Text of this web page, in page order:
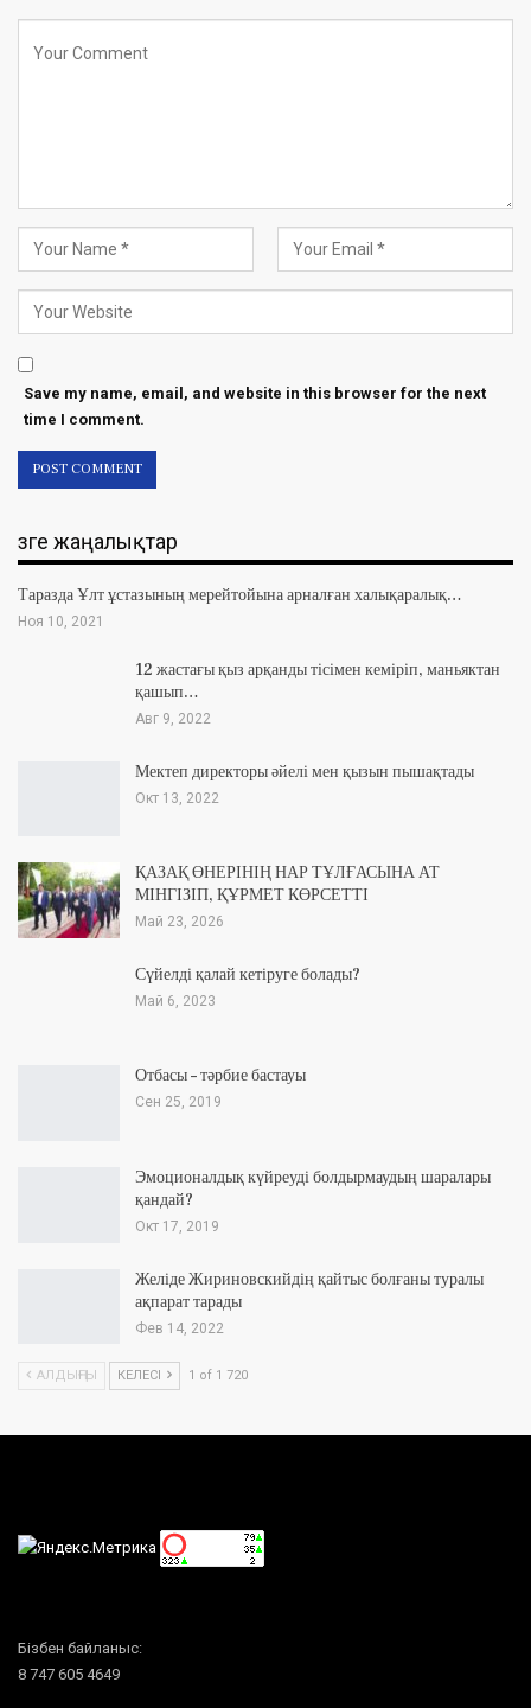
Save my name, email, and website in this browser for the next
time I comment.
Өзге жаңалықтар
Таразда Ұлт ұстазының мерейтойына арналған халықаралық…
Ноя 10, 2021
12 жастағы қыз арқанды тісімен кеміріп, маньяктан
қашып…
Авг 9, 2022
Мектеп директоры әйелі мен қызын пышақтады
Окт 13, 2022
ҚАЗАҚ ӨНЕРІНІҢ НАР ТҰЛҒАСЫНА АТ
МІНГІЗІП, ҚҰРМЕТ КӨРСЕТТІ
Май 23, 2026
Сүйелді қалай кетіруге болады?
Май 6, 2023
Отбасы – тәрбие бастауы
Сен 25, 2019
Эмоционалдық күйреуді болдырмаудың шаралары
қандай?
Окт 17, 2019
Желіде Жириновскийдің қайтыс болғаны туралы
ақпарат тарады
Фев 14, 2022
АЛДЫҢҒЫ КЕЛЕСІ 1 of 1 720
Бізбен байланыс:
8 747 605 4649